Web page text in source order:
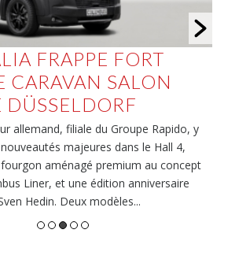
BÜRSTNER B66 : 3
FOURGONS AMÉNAGÉS
TOUT COMPRIS EN 2026
Le Bürstner B66 s'impose comme l'une des
plus commentées de la saison chez le
franco-allemand. Née comme une simple
anniversaire pour célébrer les 66 ans de la
elle s'installe finalement dans la durée et